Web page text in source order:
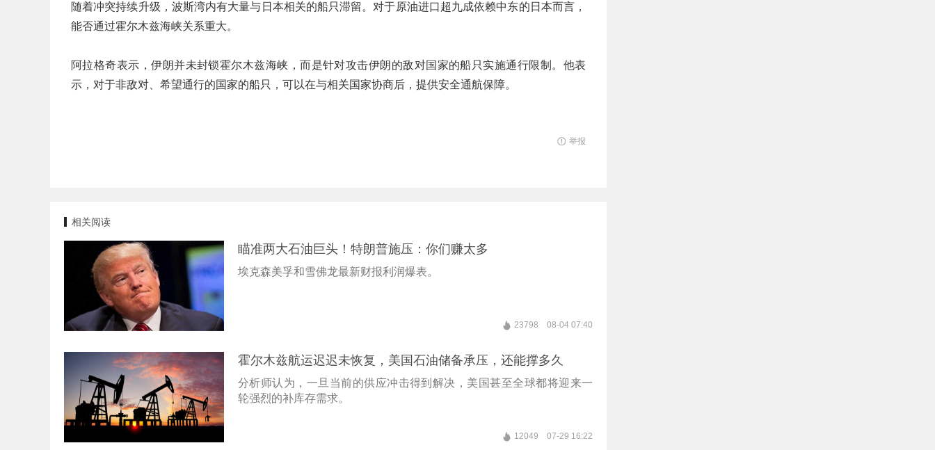
随着冲突持续升级，波斯湾内有大量与日本相关的船只滞留。对于原油进口超九成依赖中东的日本而言，
能否通过霍尔木兹海峡关系重大。
阿拉格奇表示，伊朗并未封锁霍尔木兹海峡，而是针对攻击伊朗的敌对国家的船只实施通行限制。他表
示，对于非敌对、希望通行的国家的船只，可以在与相关国家协商后，提供安全通航保障。
举报
相关阅读
瞄准两大石油巨头！特朗普施压：你们赚太多
埃克森美孚和雪佛龙最新财报利润爆表。
23798 08-04 07:40
霍尔木兹航运迟迟未恢复，美国石油储备承压，还能撑多久
分析师认为，一旦当前的供应冲击得到解决，美国甚至全球都将迎来一
轮强烈的补库存需求。
12049 07-29 16:22